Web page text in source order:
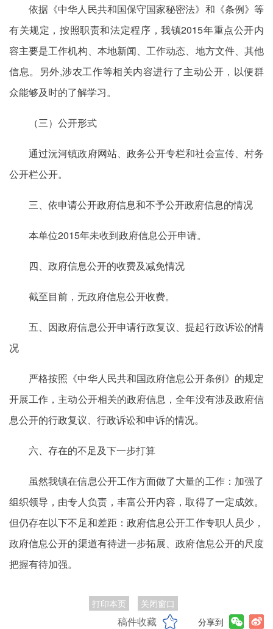
依据《中华人民共和国保守国家秘密法》和《条例》等
有关规定，按照职责和法定程序，我镇2015年重点公开内
容主要是工作机构、本地新闻、工作动态、地方文件、其他
信息。另外,涉农工作等相关内容进行了主动公开，以便群
众能够及时的了解学习。
（三）公开形式
通过沅河镇政府网站、政务公开专栏和社会宣传、村务
公开栏公开。
三、依申请公开政府信息和不予公开政府信息的情况
本单位2015年未收到政府信息公开申请。
四、政府信息公开的收费及减免情况
截至目前，无政府信息公开收费。
五、因政府信息公开申请行政复议、提起行政诉讼的情
况
严格按照《中华人民共和国政府信息公开条例》的规定
开展工作，主动公开相关的政府信息，全年没有涉及政府信
息公开的行政复议、行政诉讼和申诉的情况。
六、存在的不足及下一步打算
虽然我镇在信息公开工作方面做了大量的工作：加强了
组织领导，由专人负责，丰富公开内容，取得了一定成效。
但仍存在以下不足和差距：政府信息公开工作专职人员少，
政府信息公开的渠道有待进一步拓展、政府信息公开的尺度
把握有待加强。
打印本页 关闭窗口
稿件收藏 分享到